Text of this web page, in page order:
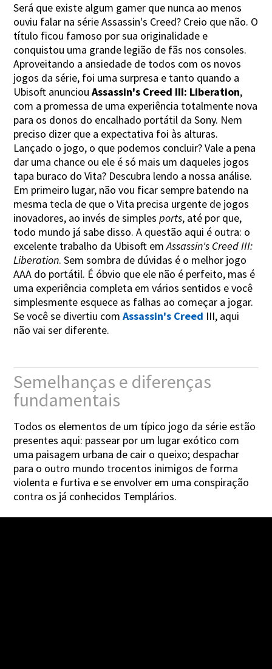
Será que existe algum gamer que nunca ao menos
ouviu falar na série Assassin's Creed? Creio que não. O
título ficou famoso por sua originalidade e
conquistou uma grande legião de fãs nos consoles.
Aproveitando a ansiedade de todos com os novos
jogos da série, foi uma surpresa e tanto quando a
Ubisoft anunciouAssassin's Creed III: Liberation,
com a promessa de uma experiência totalmente nova
para os donos do encalhado portátil da Sony. Nem
preciso dizer que a expectativa foi às alturas.
Lançado o jogo, o que podemos concluir? Vale a pena
dar uma chance ou ele é só mais um daqueles jogos
tapa buraco do Vita? Descubra lendo a nossa análise.
Em primeiro lugar, não vou ficar sempre batendo na
mesma tecla de que o Vita precisa urgente de jogos
inovadores, ao invés de simplesports, até por que,
todo mundo já sabe disso. A questão aqui é outra: o
excelente trabalho da Ubisoft emAssassin's Creed III:
Liberation. Sem sombra de dúvidas é o melhor jogo
AAA do portátil. É óbvio que ele não é perfeito, mas é
uma experiência completa em vários sentidos e você
simplesmente esquece as falhas ao começar a jogar.
Se você se divertiu comAssassin's Creed III, aqui
não vai ser diferente.
Semelhanças e diferenças
fundamentais
Todos os elementos de um típico jogo da série estão
presentes aqui: passear por um lugar exótico com
uma paisagem urbana de cair o queixo; despachar
para o outro mundo trocentos inimigos de forma
violenta e furtiva e se envolver em uma conspiração
contra os já conhecidos Templários.